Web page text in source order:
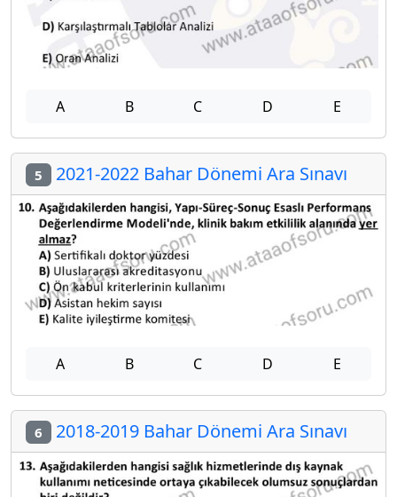
A B C D E
5 2021-2022 Bahar Dönemi Ara Sınavı
A B C D E
6 2018-2019 Bahar Dönemi Ara Sınavı